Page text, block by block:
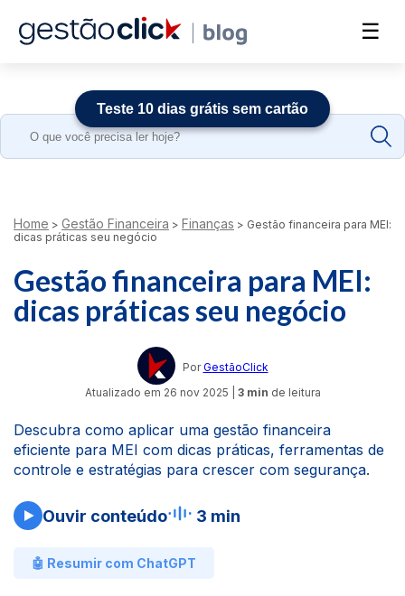
☰
Search
Home > Gestão Financeira > Finanças > Gestão financeira para MEI:
dicas práticas seu negócio
Gestão financeira para MEI:
dicas práticas seu negócio
Por GestãoClick
Atualizado em 26 nov 2025 3 min de leitura
Descubra como aplicar uma gestão financeira
eficiente para MEI com dicas práticas, ferramentas de
controle e estratégias para crescer com segurança.
Ouvir conteúdo 3 min
🤖 Resumir com ChatGPT
Teste 10 dias grátis sem cartão